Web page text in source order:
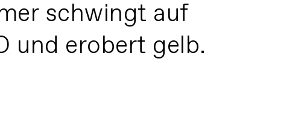
schwingt auf
und erobert gelb.